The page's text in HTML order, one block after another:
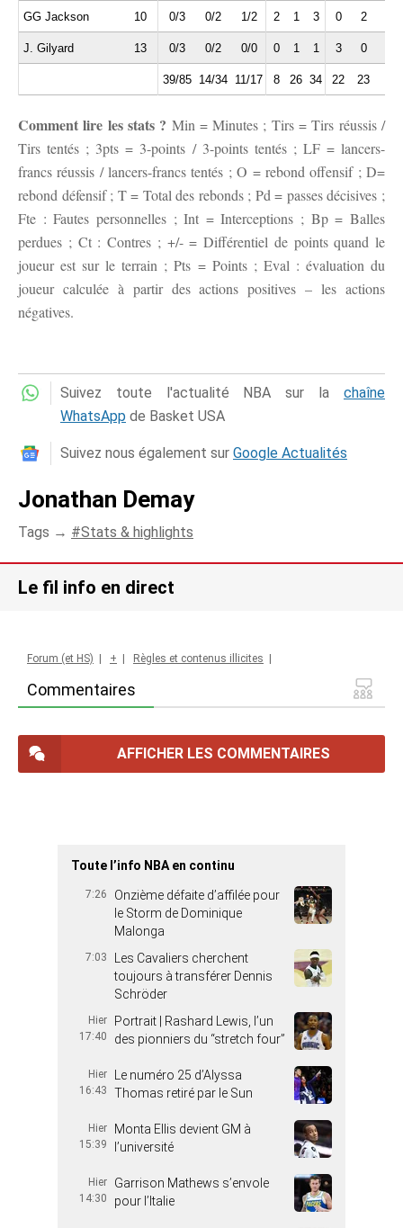
GG Jackson 10 0/3 0/2 1/2 2 1 3 0 2
J. Gilyard 13 0/3 0/2 0/0 0 1 1 3 0
39/85 14/34 11/17 8 26 34 22 23
Comment lire les stats ? Min = Minutes ; Tirs = Tirs réussis /
Tirs tentés ; 3pts = 3-points / 3-points tentés ; LF = lancers-
francs réussis / lancers-francs tentés ; O = rebond offensif ; D=
rebond défensif ; T = Total des rebonds ; Pd = passes décisives ;
Fte : Fautes personnelles ; Int = Interceptions ; Bp = Balles
perdues ; Ct : Contres ; +/- = Différentiel de points quand le
joueur est sur le terrain ; Pts = Points ; Eval : évaluation du
joueur calculée à partir des actions positives – les actions
négatives.
Suivez toute l'actualité NBA sur la chaîne
WhatsApp de Basket USA
Suivez nous également sur Google Actualités
Jonathan Demay
Tags → Stats & highlights
Le fil info en direct
Commentaires
Forum (et HS) | + | Règles et contenus illicites |
AFFICHER LES COMMENTAIRES
Toute l’info NBA en continu
7:26
Onzième défaite d’affilée pour
le Storm de Dominique
Malonga
7:03
Les Cavaliers cherchent
toujours à transférer Dennis
Schröder
Hier
17:40
Portrait | Rashard Lewis, l’un
des pionniers du “stretch four”
Hier
16:43
Le numéro 25 d’Alyssa
Thomas retiré par le Sun
Hier
15:39
Monta Ellis devient GM à
l’université
Hier
14:30
Garrison Mathews s’envole
pour l’Italie